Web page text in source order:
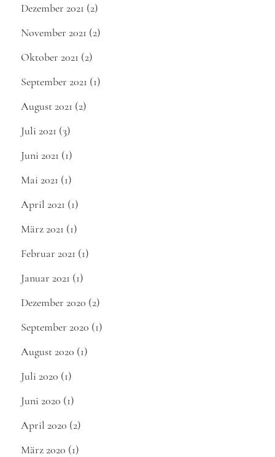
Dezember 2021 (2)
November 2021 (2)
Oktober 2021 (2)
September 2021 (1)
August 2021 (2)
Juli 2021 (3)
Juni 2021 (1)
Mai 2021 (1)
April 2021 (1)
März 2021 (1)
Februar 2021 (1)
Januar 2021 (1)
Dezember 2020 (2)
September 2020 (1)
August 2020 (1)
Juli 2020 (1)
Juni 2020 (1)
April 2020 (2)
März 2020 (1)